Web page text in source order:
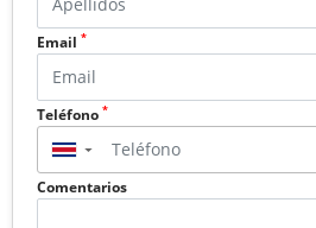
Email *
Teléfono *
▼
Comentarios